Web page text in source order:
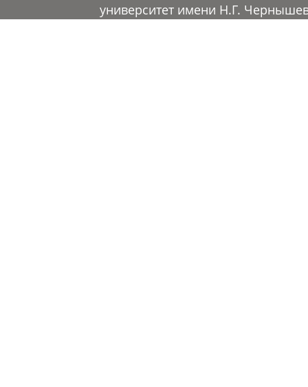
университет имени Н.Г.